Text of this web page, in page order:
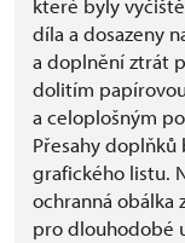
které byly
díla a dosazeny
a doplnění ztrát
dolitím
a celoplošným
Přesahy
grafického listu.
ochranná obálka
pro dlouhodobé